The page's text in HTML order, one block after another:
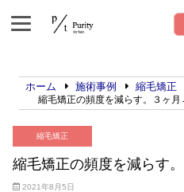
ホーム 施術事例 縮毛矯正
縮毛矯正の頻度を減らす。３ヶ月
縮毛矯正
縮毛矯正の頻度を減らす
2021年8月5日